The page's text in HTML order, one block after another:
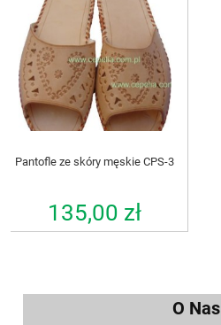
Pantofle ze skóry męskie CPS-3
135,00 zł
O Nas